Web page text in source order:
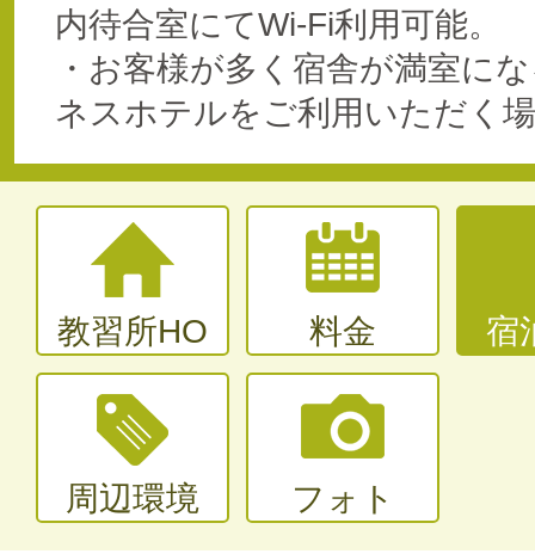
内待合室にてWi-Fi利用可能。
・お客様が多く宿舎が満室に
ネスホテルをご利用いただく
教習所HO 料金 宿
周辺環境 フォト